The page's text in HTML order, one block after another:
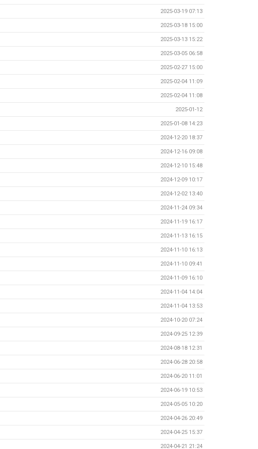
2025-03-19 07:13
2025-03-18 15:00
2025-03-13 15:22
2025-03-05 06:58
2025-02-27 15:00
2025-02-04 11:09
2025-02-04 11:08
2025-01-12
2025-01-08 14:23
2024-12-20 18:37
2024-12-16 09:08
2024-12-10 15:48
2024-12-09 10:17
2024-12-02 13:40
2024-11-24 09:34
2024-11-19 16:17
2024-11-13 16:15
2024-11-10 16:13
2024-11-10 09:41
2024-11-09 16:10
2024-11-04 14:04
2024-11-04 13:53
2024-10-20 07:24
2024-09-25 12:39
2024-08-18 12:31
2024-06-28 20:58
2024-06-20 11:01
2024-06-19 10:53
2024-05-05 10:20
2024-04-26 20:49
2024-04-25 15:37
2024-04-21 21:24